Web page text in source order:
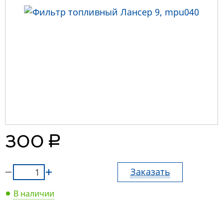
300 руб.
Заказать
В наличии